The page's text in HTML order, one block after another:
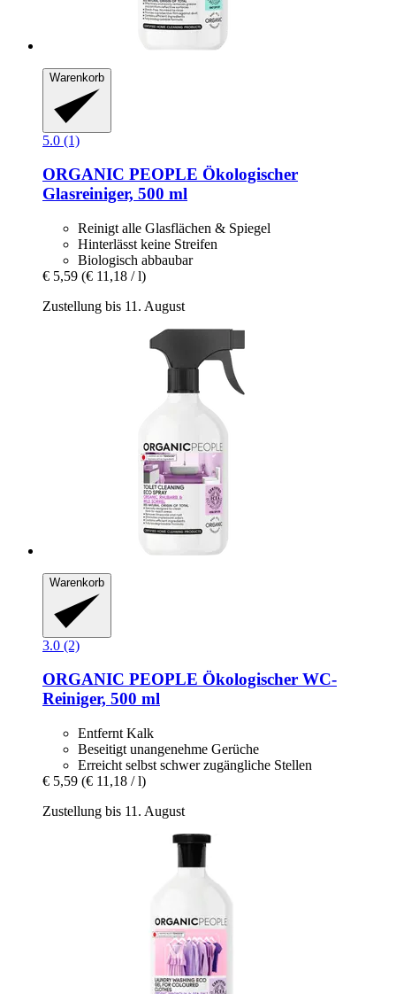
Warenkorb
5.0 (1)
ORGANIC PEOPLE Ökologischer
Glasreiniger, 500 ml
Reinigt alle Glasflächen & Spiegel
Hinterlässt keine Streifen
Biologisch abbaubar
€ 5,59 (€ 11,18 / l)
Zustellung bis 11. August
Warenkorb
3.0 (2)
ORGANIC PEOPLE Ökologischer WC-​
Reiniger, 500 ml
Entfernt Kalk
Beseitigt unangenehme Gerüche
Erreicht selbst schwer zugängliche Stellen
€ 5,59 (€ 11,18 / l)
Zustellung bis 11. August